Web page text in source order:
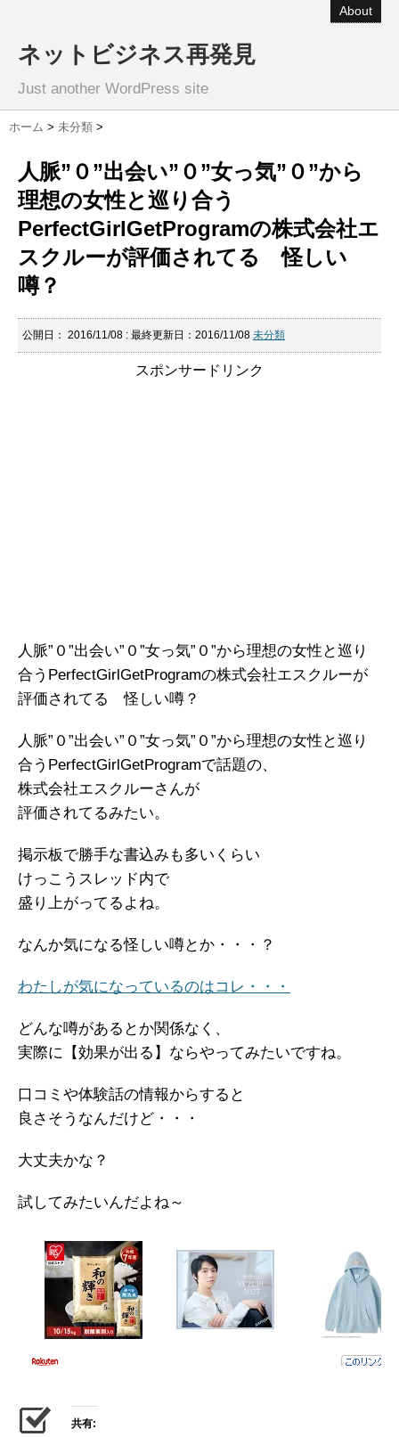
About
ネットビジネス再発見
Just another WordPress site
ホーム > 未分類 >
人脈”０”出会い”０”女っ気”０”から
理想の女性と巡り合う
PerfectGirlGetProgramの株式会社エ
スクルーが評価されてる 怪しい
噂？
公開日： 2016/11/08 : 最終更新日：2016/11/08 未分類
スポンサードリンク
人脈”０”出会い”０”女っ気”０”から理想の女性と巡り
合うPerfectGirlGetProgramの株式会社エスクルーが
評価されてる 怪しい噂？
人脈”０”出会い”０”女っ気”０”から理想の女性と巡り
合うPerfectGirlGetProgramで話題の、
株式会社エスクルーさんが
評価されてるみたい。
掲示板で勝手な書込みも多いくらい
けっこうスレッド内で
盛り上がってるよね。
なんか気になる怪しい噂とか・・・？
わたしが気になっているのはコレ・・・
どんな噂があるとか関係なく、
実際に【効果が出る】ならやってみたいですね。
口コミや体験話の情報からすると
良さそうなんだけど・・・
大丈夫かな？
試してみたいんだよね～
共有: